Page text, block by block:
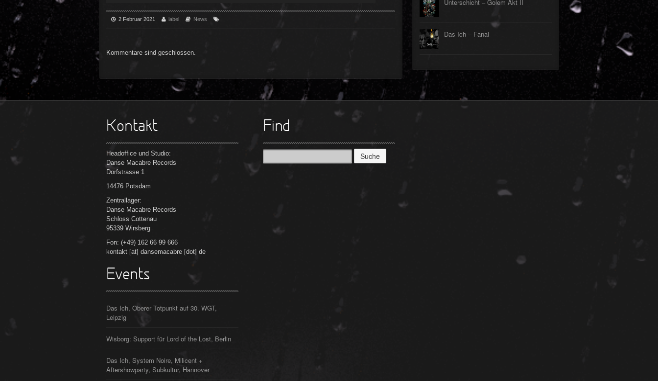
2 Februar 2021 label News
Kommentare sind geschlossen.
Unterschicht – Golem Akt II
Das Ich – Fanal
Kontakt
Headoffice und Studio:
Danse Macabre Records
Dorfstrasse 1
14476 Potsdam
Zentrallager:
Danse Macabre Records
Schloss Cottenau
95339 Wirsberg
Fon: (+49) 162 66 99 666
kontakt [at] dansemacabre [dot] de
Events
Das Ich, Oberer Totpunkt auf 30. WGT,
Leipzig
Wisborg: Support für Lord of the Lost, Berlin
Das Ich, System Noire, Milicent +
Aftershowparty, Subkultur, Hannover
Find
Suche
nach: